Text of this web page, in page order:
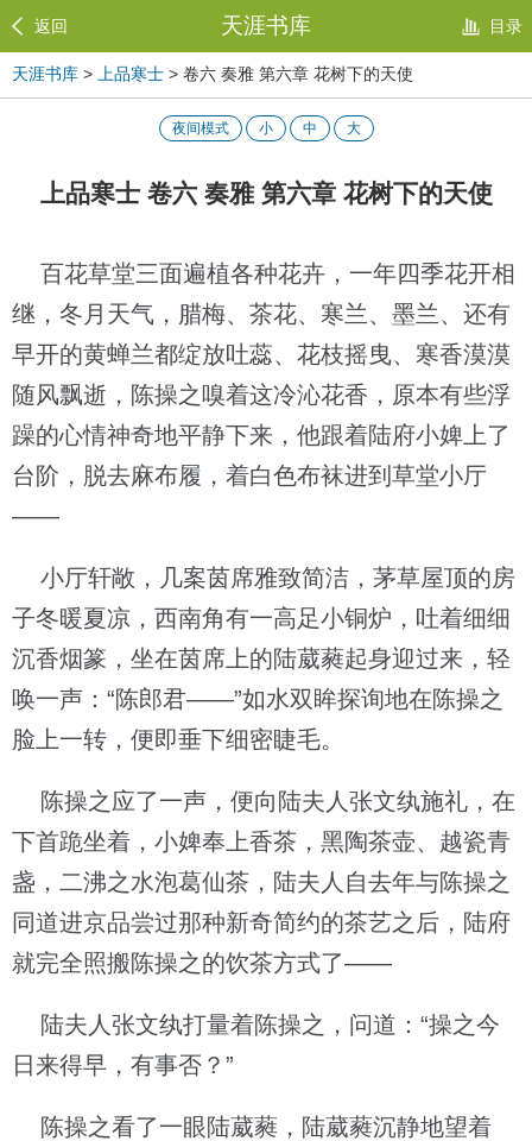
返回 天涯书库 目录
天涯书库 > 上品寒士 > 卷六 奏雅 第六章 花树下的天使
夜间模式 小 中 大
上品寒士 卷六 奏雅 第六章 花树下的天使
百花草堂三面遍植各种花卉，一年四季花开相
继，冬月天气，腊梅、茶花、寒兰、墨兰、还有
早开的黄蝉兰都绽放吐蕊、花枝摇曳、寒香漠漠
随风飘逝，陈操之嗅着这冷沁花香，原本有些浮
躁的心情神奇地平静下来，他跟着陆府小婢上了
台阶，脱去麻布履，着白色布袜进到草堂小厅
——
小厅轩敞，几案茵席雅致简洁，茅草屋顶的房
子冬暖夏凉，西南角有一高足小铜炉，吐着细细
沉香烟篆，坐在茵席上的陆葳蕤起身迎过来，轻
唤一声：“陈郎君——”如水双眸探询地在陈操之
脸上一转，便即垂下细密睫毛。
陈操之应了一声，便向陆夫人张文纨施礼，在
下首跪坐着，小婢奉上香茶，黑陶茶壶、越瓷青
盏，二沸之水泡葛仙茶，陆夫人自去年与陈操之
同道进京品尝过那种新奇简约的茶艺之后，陆府
就完全照搬陈操之的饮茶方式了——
陆夫人张文纨打量着陈操之，问道：“操之今
日来得早，有事否？”
陈操之看了一眼陆葳蕤，陆葳蕤沉静地望着